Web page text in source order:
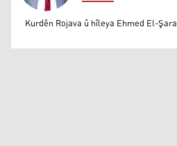
Mihemed Eli Destmalî
Kurdên Rojava û hîleya Ehmed El-Şara